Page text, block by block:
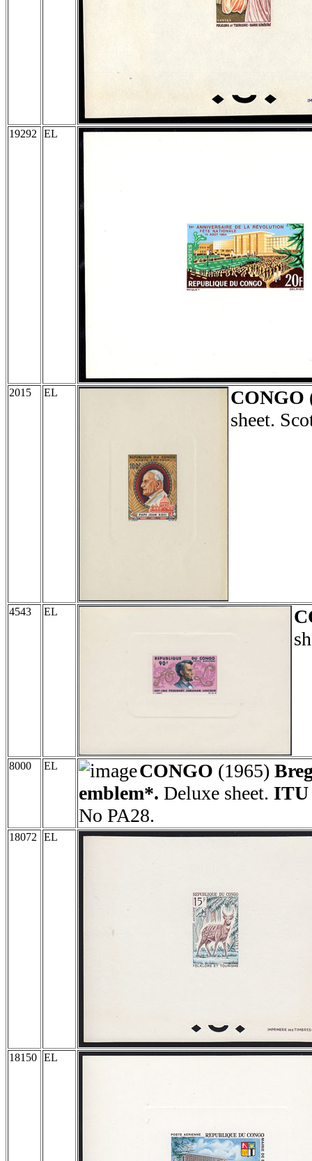
19292 EL
2015 EL CONGO
sheet.
4543 EL
8000 EL CONGO (1965)
emblem*. Deluxe sheet. ITU
No PA28.
18072 EL
18150 EL